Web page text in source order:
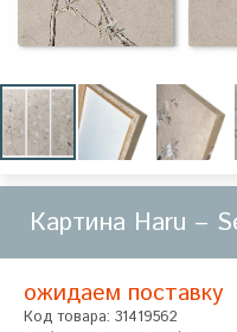
Картина Haru –
ожидаем поставку
Код товара: 31419562